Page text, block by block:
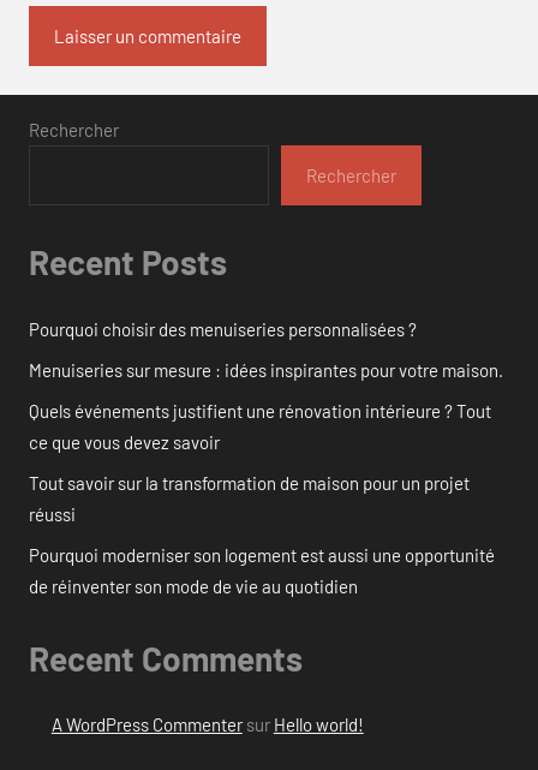
Rechercher
Rechercher
Recent Posts
Pourquoi choisir des menuiseries personnalisées ?
Menuiseries sur mesure : idées inspirantes pour votre maison.
Quels événements justifient une rénovation intérieure ? Tout
ce que vous devez savoir
Tout savoir sur la transformation de maison pour un projet
réussi
Pourquoi moderniser son logement est aussi une opportunité
de réinventer son mode de vie au quotidien
Recent Comments
A WordPress Commentersur Hello world!